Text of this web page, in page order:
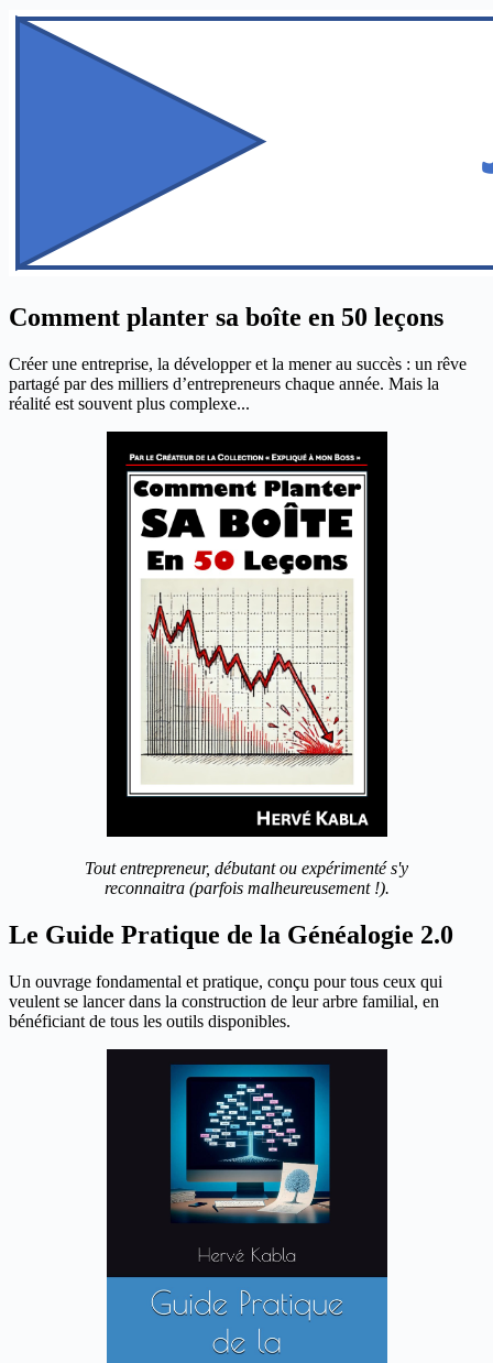
Comment planter sa boîte en 50 leçons
Créer une entreprise, la développer et la mener au succès : un rêve
partagé par des milliers d’entrepreneurs chaque année. Mais la
réalité est souvent plus complexe...
Tout entrepreneur, débutant ou expérimenté s'y
reconnaitra (parfois malheureusement !).
Le Guide Pratique de la Généalogie 2.0
Un ouvrage fondamental et pratique, conçu pour tous ceux qui
veulent se lancer dans la construction de leur arbre familial, en
bénéficiant de tous les outils disponibles.